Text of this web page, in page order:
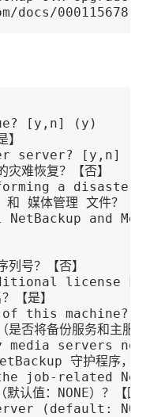
000115678.
[y,n] (y)
server? [y,n]
难恢复？【否】
a
媒体管理 文件？【
and
号？【否】
license
【是】
of this
否将备份服务和主服
media servers
守护程序，以
job-related
值：NONE）？【回
(default: